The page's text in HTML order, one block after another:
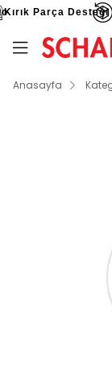
Parça Desteği
Anasayfa